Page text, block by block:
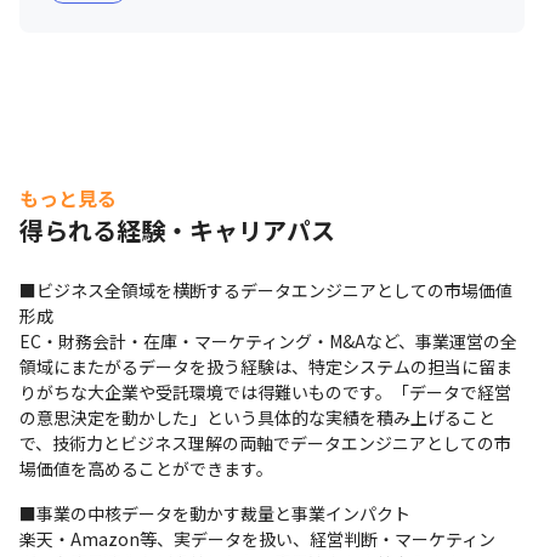
もっと見る
得られる経験・キャリアパス
■ビジネス全領域を横断するデータエンジニアとしての市場価値
形成
EC・財務会計・在庫・マーケティング・M&Aなど、事業運営の全
領域にまたがるデータを扱う経験は、特定システムの担当に留ま
りがちな大企業や受託環境では得難いものです。「データで経営
の意思決定を動かした」という具体的な実績を積み上げること
で、技術力とビジネス理解の両軸でデータエンジニアとしての市
場価値を高めることができます。
■事業の中核データを動かす裁量と事業インパクト
楽天・Amazon等、実データを扱い、経営判断・マーケティン